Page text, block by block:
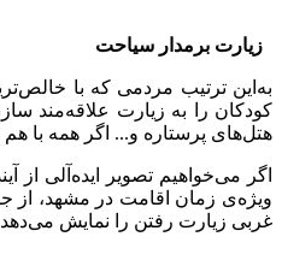
زیارت برمدار سیاحت
به‌این ترتیب مردمی که با
کودکان را به زیارت علاقه‌مند
هتل‌های پرستاره و... اگر همه با
اگر می‌خواهیم تصویر ایده‌آلی
ویژه‌ی زمان اقامت در مشهد، از
غربی زیارت رفتن را نمایش